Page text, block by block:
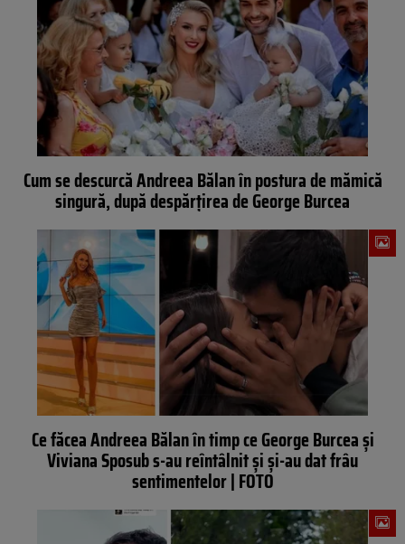
Cum se descurcă Andreea Bălan în postura de mămică
singură, după despărțirea de George Burcea
Ce făcea Andreea Bălan în timp ce George Burcea și
Viviana Sposub s-au reîntâlnit și și-au dat frâu
sentimentelor | FOTO